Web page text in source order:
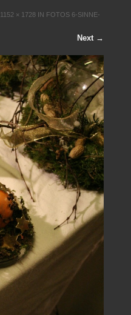
1152 × 1728IN FOTOS 6-SINNE-
Next →